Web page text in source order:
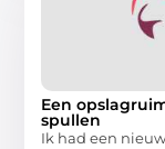
Een
spullen
Ik had een